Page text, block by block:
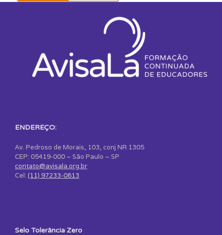
ENDEREÇO:
Av. Pedroso de Morais, 103, conj NR 1305
CEP: 05419-000 – São Paulo – SP
contato@avisala.org.br
Cel: (11) 97233-0813
Selo Tolerância Zero